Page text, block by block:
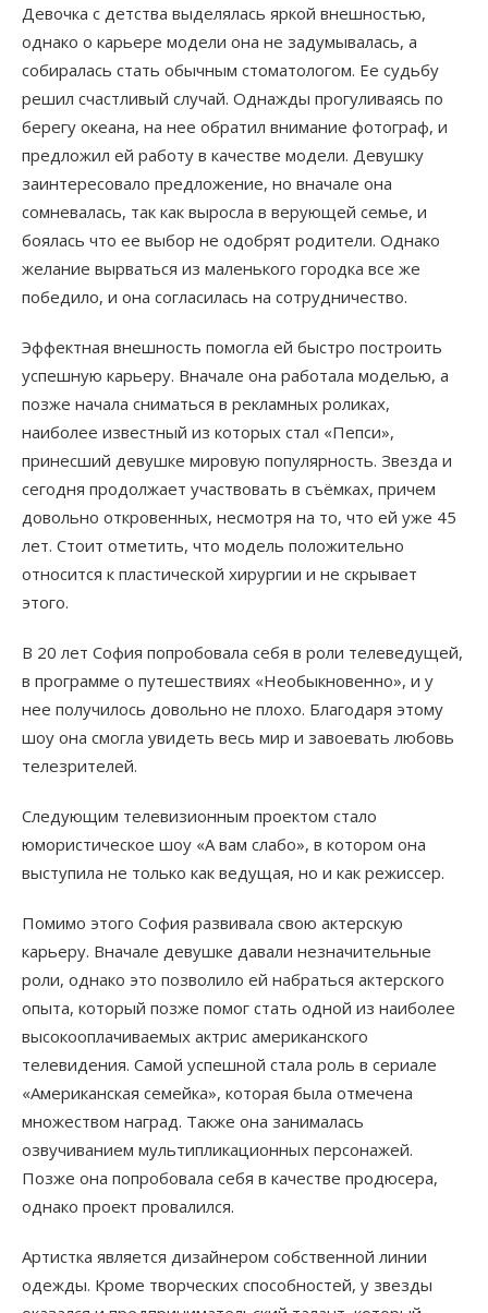
Девочка с детства выделялась яркой внешностью,
однако о карьере модели она не задумывалась, а
собиралась стать обычным стоматологом. Ее судьбу
решил счастливый случай. Однажды прогуливаясь по
берегу океана, на нее обратил внимание фотограф, и
предложил ей работу в качестве модели. Девушку
заинтересовало предложение, но вначале она
сомневалась, так как выросла в верующей семье, и
боялась что ее выбор не одобрят родители. Однако
желание вырваться из маленького городка все же
победило, и она согласилась на сотрудничество.
Эффектная внешность помогла ей быстро построить
успешную карьеру. Вначале она работала моделью, а
позже начала сниматься в рекламных роликах,
наиболее известный из которых стал «Пепси»,
принесший девушке мировую популярность. Звезда и
сегодня продолжает участвовать в съёмках, причем
довольно откровенных, несмотря на то, что ей уже 45
лет. Стоит отметить, что модель положительно
относится к пластической хирургии и не скрывает
этого.
В 20 лет София попробовала себя в роли телеведущей,
в программе о путешествиях «Необыкновенно», и у
нее получилось довольно не плохо. Благодаря этому
шоу она смогла увидеть весь мир и завоевать любовь
телезрителей.
Следующим телевизионным проектом стало
юмористическое шоу «А вам слабо», в котором она
выступила не только как ведущая, но и как режиссер.
Помимо этого София развивала свою актерскую
карьеру. Вначале девушке давали незначительные
роли, однако это позволило ей набраться актерского
опыта, который позже помог стать одной из наиболее
высокооплачиваемых актрис американского
телевидения. Самой успешной стала роль в сериале
«Американская семейка», которая была отмечена
множеством наград. Также она занималась
озвучиванием мультипликационных персонажей.
Позже она попробовала себя в качестве продюсера,
однако проект провалился.
Артистка является дизайнером собственной линии
одежды. Кроме творческих способностей, у звезды